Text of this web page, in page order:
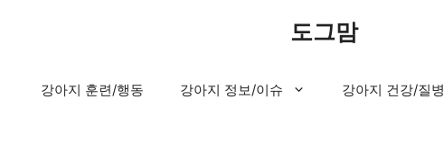
도그맘
강아지 훈련/행동 강아지 정보/이슈 강아지 건강/질병